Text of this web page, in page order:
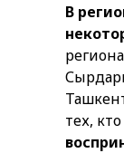
В
тех,